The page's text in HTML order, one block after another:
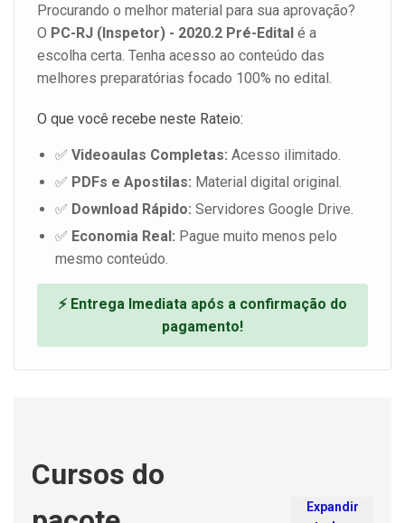
Procurando o melhor material para sua aprovação?
O PC-RJ (Inspetor) - 2020.2 Pré-Edital é a
escolha certa. Tenha acesso ao conteúdo das
melhores preparatórias focado 100% no edital.
O que você recebe neste Rateio:
✅ Videoaulas Completas: Acesso ilimitado.
✅ PDFs e Apostilas: Material digital original.
✅ Download Rápido: Servidores Google Drive.
✅ Economia Real: Pague muito menos pelo
mesmo conteúdo.
⚡ Entrega Imediata após a confirmação do
pagamento!
Cursos do
Expandir